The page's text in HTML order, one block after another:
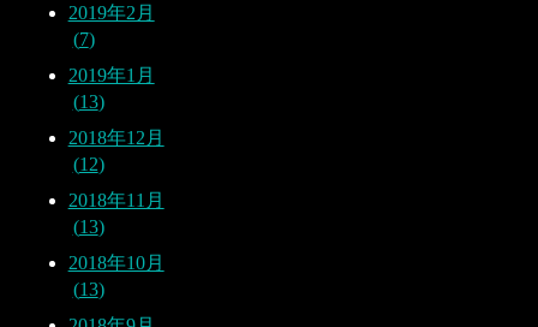
2019年2月
7
2019年1月
13
2018年12月
12
2018年11月
13
2018年10月
13